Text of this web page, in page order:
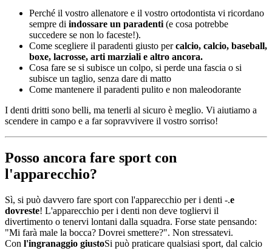
Perché il vostro allenatore e il vostro ortodontista vi ricordano
sempre di indossare un paradenti(e cosa potrebbe
succedere se non lo faceste!).
Come scegliere il paradenti giusto percalcio, calcio, baseball,
boxe, lacrosse, arti marziali e altro ancora.
Cosa fare se si subisce un colpo, si perde una fascia o si
subisce un taglio, senza dare di matto
Come mantenere il paradenti pulito e non maleodorante
I denti dritti sono belli, ma tenerli al sicuro è meglio. Vi aiutiamo a
scendere in campo e a far sopravvivere il vostro sorriso!
Posso ancora fare sport con
l'apparecchio?
Sì, si può davvero fare sport con l'apparecchio per i denti -.e
dovreste! L'apparecchio per i denti non deve togliervi il
divertimento o tenervi lontani dalla squadra. Forse state pensando:
"Mi farà male la bocca? Dovrei smettere?". Non stressatevi.
Con l'ingranaggio giustoSi può praticare qualsiasi sport, dal calcio